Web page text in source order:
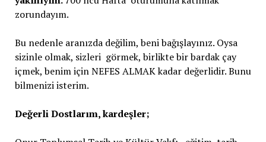
zorundayım.
Bu nedenle aranızda değilim, beni bağışlayınız. Oysa
sizinle olmak, sizleri görmek, birlikte bir bardak çay
içmek, benim için NEFES ALMAK kadar değerlidir. Bunu
bilmenizi isterim.
Değerli Dostlarım, kardeşler;